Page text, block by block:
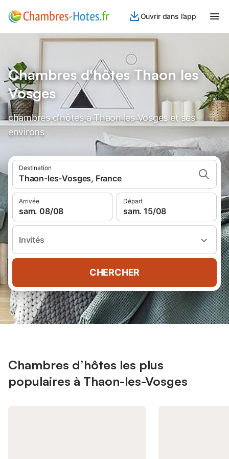
Ouvrir dans l’app
Chambres d'hôtes Thaon les
Vosges
chambres d'hôtes à Thaon les Vosges et ses
environs
Destination
Thaon-les-Vosges, France
Arrivée
sam. 08/08
Départ
sam. 15/08
Invités
CHERCHER
Chambres d’hôtes les plus
populaires à Thaon-les-Vosges